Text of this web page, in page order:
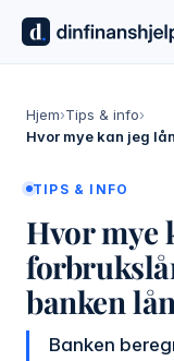
Hjem›Tips & info›
TIPS & INFO
Hvor mye
banken
Banken